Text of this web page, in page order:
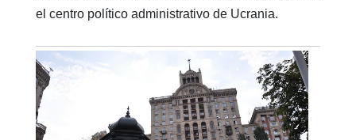
el centro político administrativo de Ucrania.